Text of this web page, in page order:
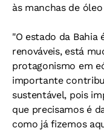
às manchas de
"O estado da Bahia
renováveis, está
protagonismo em
importante
sustentável, pois
que precisamos é
como já fizemos